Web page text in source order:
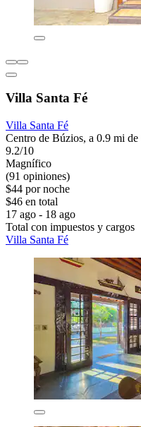
Villa Santa Fé
Villa Santa Fé
Centro de Búzios, a 0.9 mi de
9.2/10
Magnífico
(91 opiniones)
$44 por noche
$46 en total
17 ago - 18 ago
Total con impuestos y cargos
Villa Santa Fé